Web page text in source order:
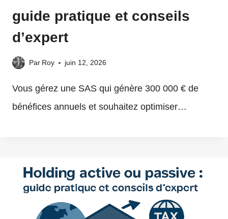
guide pratique et conseils
d’expert
Par Roy juin 12, 2026
Vous gérez une SAS qui génère 300 000 € de
bénéfices annuels et souhaitez optimiser…